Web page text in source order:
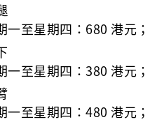
一至星期四：680 港元
一至星期四：380 港元
一至星期四：480 港元